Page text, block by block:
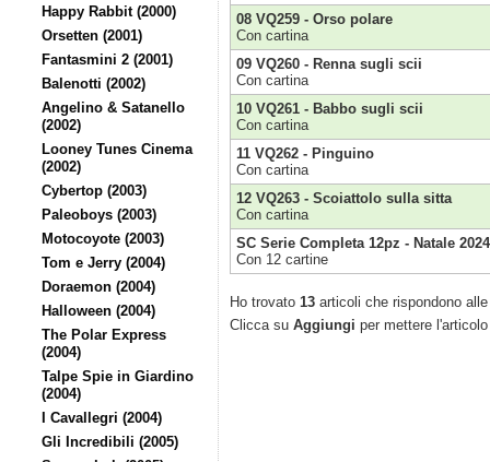
Happy Rabbit (2000)
Orsetten (2001)
Fantasmini 2 (2001)
Balenotti (2002)
Angelino & Satanello
(2002)
Looney Tunes Cinema
(2002)
Cybertop (2003)
Paleoboys (2003)
Motocoyote (2003)
Tom e Jerry (2004)
Doraemon (2004)
Halloween (2004)
The Polar Express
(2004)
Talpe Spie in Giardino
(2004)
I Cavallegri (2004)
Gli Incredibili (2005)
08 VQ259 - Orso polare
Con cartina
09 VQ260 - Renna sugli scii
Con cartina
10 VQ261 - Babbo sugli scii
Con cartina
11 VQ262 - Pinguino
Con cartina
12 VQ263 - Scoiattolo sulla sitta
Con cartina
SC Serie Completa 12pz - Natale 2024
Con 12 cartine
Ho trovato 13 articoli che rispondono
Clicca su Aggiungi per mettere